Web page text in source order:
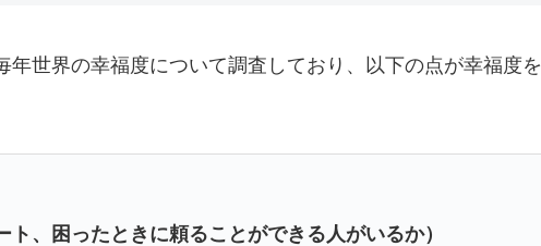
年世界の幸福度について調査しており、以下の点が幸福度を
、困ったときに頼ることができる人がいるか）